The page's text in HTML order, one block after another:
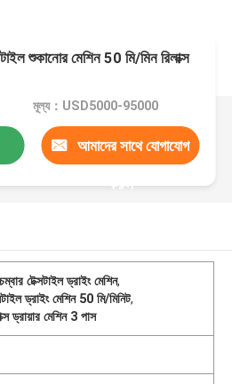
শুকানোর মেশিন 50 মি/মিন রিলাক্স
মূল্য：USD5000-95000
আমাদের সাথে যোগাযোগ
করুন
টেক্সটাইল ড্রাইং মেশিন,
ড্রাইং মেশিন 50 মি/মিনিট,
ড্রায়ার মেশিন 3 পাস